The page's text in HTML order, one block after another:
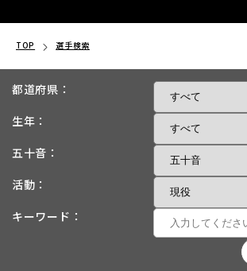
TOP 選手検索
都道府県：
生年：
五十音：
活動：
キーワード：